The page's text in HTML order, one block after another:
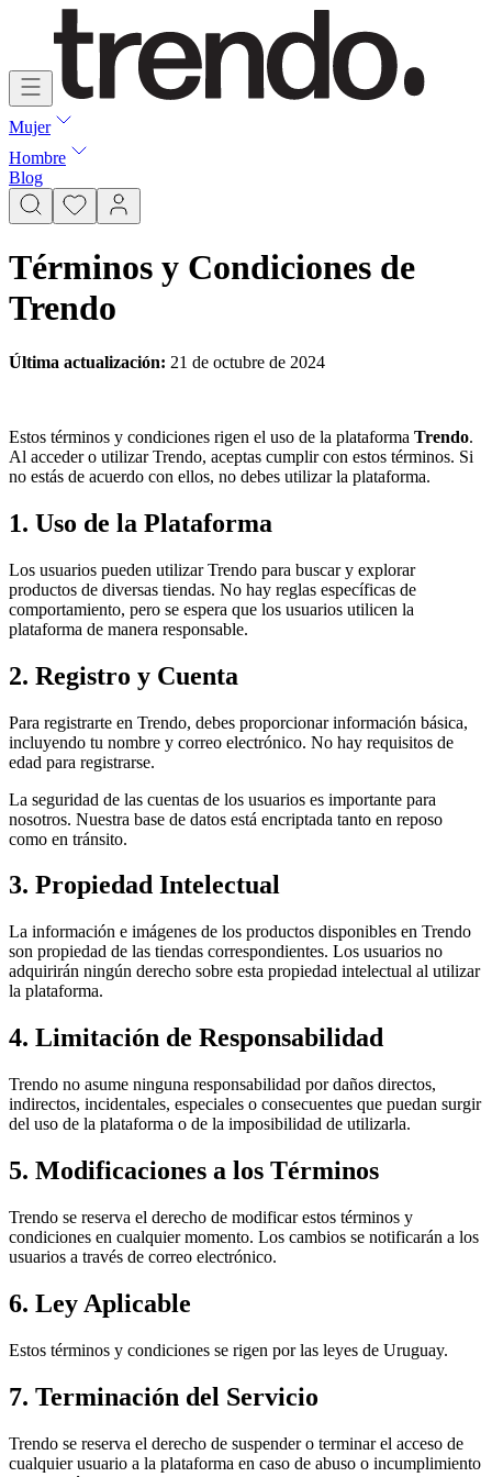
Mujer
Hombre
Blog
Términos y Condiciones de
Trendo
Última actualización: 21 de octubre de 2024
Estos términos y condiciones rigen el uso de la plataforma Trendo.
Al acceder o utilizar Trendo, aceptas cumplir con estos términos. Si
no estás de acuerdo con ellos, no debes utilizar la plataforma.
1. Uso de la Plataforma
Los usuarios pueden utilizar Trendo para buscar y explorar
productos de diversas tiendas. No hay reglas específicas de
comportamiento, pero se espera que los usuarios utilicen la
plataforma de manera responsable.
2. Registro y Cuenta
Para registrarte en Trendo, debes proporcionar información básica,
incluyendo tu nombre y correo electrónico. No hay requisitos de
edad para registrarse.
La seguridad de las cuentas de los usuarios es importante para
nosotros. Nuestra base de datos está encriptada tanto en reposo
como en tránsito.
3. Propiedad Intelectual
La información e imágenes de los productos disponibles en Trendo
son propiedad de las tiendas correspondientes. Los usuarios no
adquirirán ningún derecho sobre esta propiedad intelectual al utilizar
la plataforma.
4. Limitación de Responsabilidad
Trendo no asume ninguna responsabilidad por daños directos,
indirectos, incidentales, especiales o consecuentes que puedan surgir
del uso de la plataforma o de la imposibilidad de utilizarla.
5. Modificaciones a los Términos
Trendo se reserva el derecho de modificar estos términos y
condiciones en cualquier momento. Los cambios se notificarán a los
usuarios a través de correo electrónico.
6. Ley Aplicable
Estos términos y condiciones se rigen por las leyes de Uruguay.
7. Terminación del Servicio
Trendo se reserva el derecho de suspender o terminar el acceso de
cualquier usuario a la plataforma en caso de abuso o incumplimiento